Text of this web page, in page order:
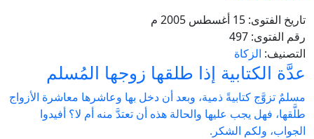
تاريخ الفتوى:
رقم الفتوى:
التصنيف: الزكاة
عدَّة الكتابية إذا طلقها زوجها المُسلم
مسلمٌ تزوَّج ‏كتابيةً ذمية، وبعد أن دخل بها وعاشرها ‏معاشرة الأزواج
طلَّقها، فهل يجب عليها ‏والحالة هذه أن تعتدَّ منه أم لا؟ أفيدوا
‏الجواب، ولكم الشكر.‏